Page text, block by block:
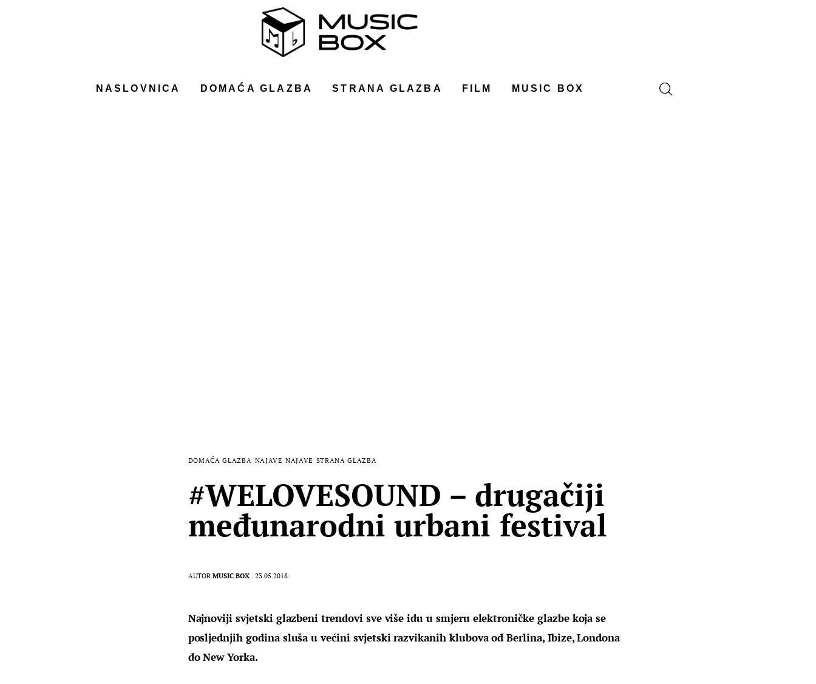
NASLOVNICA DOMAĆA GLAZBA STRANA GLAZBA FILM MUSIC BOX
DOMAĆA GLAZBA NAJAVE NAJAVE STRANA GLAZBA
#WELOVESOUND – drugačiji
međunarodni urbani festival
AUTOR MUSIC BOX 23.05.2018.
Najnoviji svjetski glazbeni trendovi sve više idu u smjeru elektroničke glazbe koja se
posljednjih godina sluša u većini svjetski razvikanih klubova od Berlina, Ibize, Londona
do New Yorka.